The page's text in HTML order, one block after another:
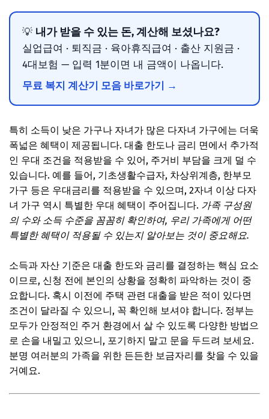
💡 내가 받을 수 있는 돈, 계산해 보셨나요?
실업급여 · 퇴직금 · 육아휴직급여 · 출산 지원금 ·
4대보험 — 입력 1분이면 내 금액이 나옵니다.
무료 복지 계산기 모음 바로가기 →
특히 소득이 낮은 가구나 자녀가 많은 다자녀 가구에는 더욱
폭넓은 혜택이 제공됩니다. 대출 한도나 금리 면에서 추가적
인 우대 조건을 적용받을 수 있어, 주거비 부담을 크게 덜 수
있습니다. 예를 들어, 기초생활수급자, 차상위계층, 한부모
가구 등은 우대금리를 적용받을 수 있으며, 2자녀 이상 다자
녀 가구 역시 특별한 우대 혜택이 주어집니다. 가족 구성원
의 수와 소득 수준을 꼼꼼히 확인하여, 우리 가족에게 어떤
특별한 혜택이 적용될 수 있는지 알아보는 것이 중요해요.
소득과 자산 기준은 대출 한도와 금리를 결정하는 핵심 요소
이므로, 신청 전에 본인의 상황을 정확히 파악하는 것이 중
요합니다. 혹시 이전에 주택 관련 대출을 받은 적이 있다면
조건이 달라질 수 있으니, 꼭 확인해 보셔야 합니다. 정부는
모두가 안정적인 주거 환경에서 살 수 있도록 다양한 방법으
로 손을 내밀고 있으니, 포기하지 말고 문을 두드려 보세요.
분명 여러분의 가족을 위한 든든한 보금자리를 찾을 수 있을
거예요.